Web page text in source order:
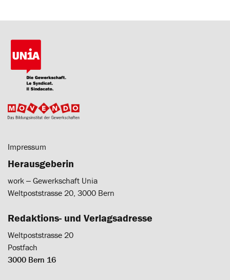
Impressum
Herausgeberin
work ‒ Gewerkschaft Unia
Weltpoststrasse 20, 3000 Bern
Redaktions- und Verlagsadresse
Weltpoststrasse 20
Postfach
3000 Bern 16